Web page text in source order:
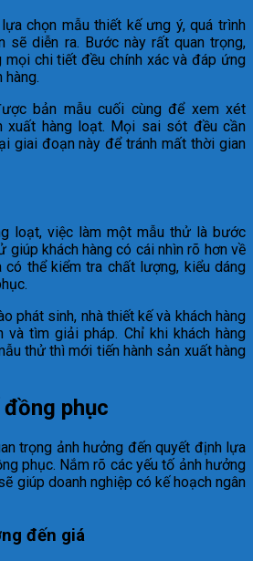
chọn mẫu thiết kế ưng ý, quá trình
sẽ diễn ra. Bước này rất quan trọng,
chi tiết đều chính xác và đáp ứng
hàng.
bản mẫu cuối cùng để xem xét
xuất hàng loạt. Mọi sai sót đều cần
giai đoạn này để tránh mất thời gian
loạt, việc làm một mẫu thử là bước
giúp khách hàng có cái nhìn rõ hơn về
có thể kiểm tra chất lượng, kiểu dáng
phát sinh, nhà thiết kế và khách hàng
và tìm giải pháp. Chỉ khi khách hàng
thử thì mới tiến hành sản xuất hàng
phục
trọng ảnh hưởng đến quyết định lựa
phục. Nắm rõ các yếu tố ảnh hưởng
giúp doanh nghiệp có kế hoạch ngân
đến giá